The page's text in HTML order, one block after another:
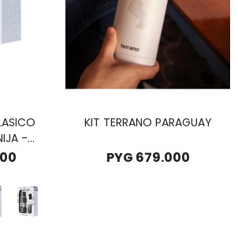
-
+
KIT TERRANO PARAGUAY
PYG 679.000